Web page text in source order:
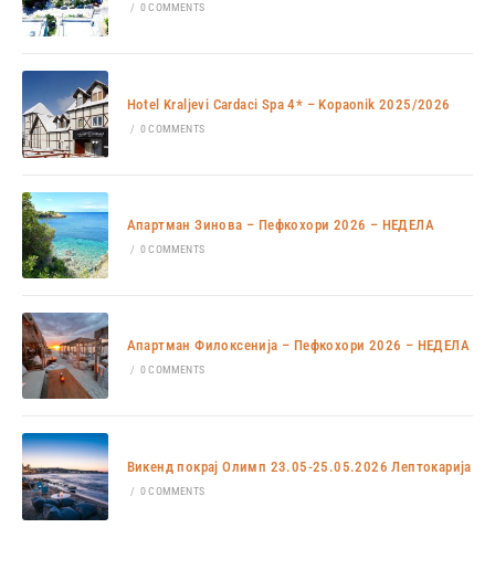
/ 0 COMMENTS
Hotel Kraljevi Cardaci Spa 4* – Kopaonik 2025/2026
/ 0 COMMENTS
Апартман Зинова – Пефкохори 2026 – НЕДЕЛА
/ 0 COMMENTS
Апартман Филоксенија – Пефкохори 2026 – НЕДЕЛА
/ 0 COMMENTS
Викенд покрај Олимп 23.05-25.05.2026 Лептокарија
/ 0 COMMENTS